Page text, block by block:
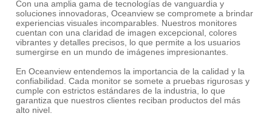
Con una amplia gama de tecnologías de vanguardia y
soluciones innovadoras, Oceanview se compromete a brindar
experiencias visuales incomparables. Nuestros monitores
cuentan con una claridad de imagen excepcional, colores
vibrantes y detalles precisos, lo que permite a los usuarios
sumergirse en un mundo de imágenes impresionantes.
En Oceanview entendemos la importancia de la calidad y la
confiabilidad. Cada monitor se somete a pruebas rigurosas y
cumple con estrictos estándares de la industria, lo que
garantiza que nuestros clientes reciban productos del más
alto nivel.